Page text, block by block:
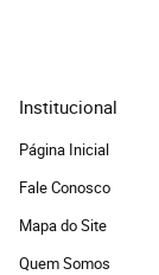
Institucional
Página Inicial
Fale Conosco
Mapa do Site
Quem Somos